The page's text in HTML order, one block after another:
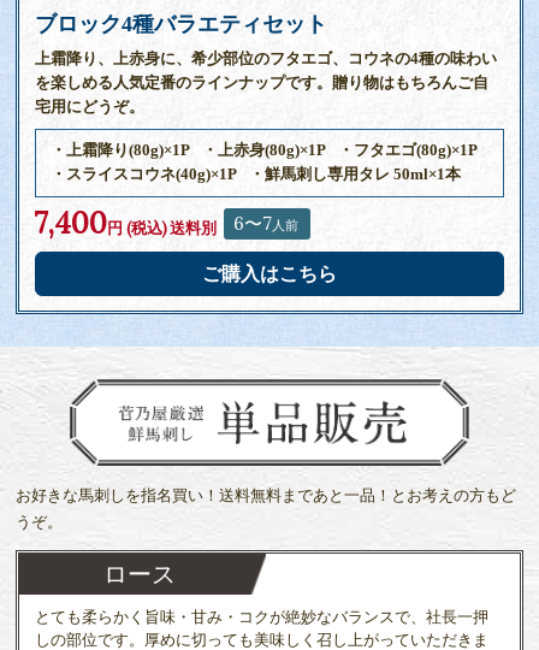
ブロック4種バラエティセット
上霜降り、上赤身に、希少部位のフタエゴ、コウネの4種の味わい
を楽しめる人気定番のラインナップです。贈り物はもちろんご自
宅用にどうぞ。
・上霜降り(80g)×1P ・上赤身(80g)×1P
・フタエゴ(80g)×1P
・スライスコウネ(40g)×1P
・鮮馬刺し専用タレ 50ml×1本
7,400円 (税込)送料別 6〜7人前
ご購入はこちら
お好きな馬刺しを指名買い！送料無料まであと一品！とお考えの方もど
うぞ。
ロース
とても柔らかく旨味・甘み・コクが絶妙なバランスで、社長一押
しの部位です。厚めに切っても美味しく召し上がっていただきま